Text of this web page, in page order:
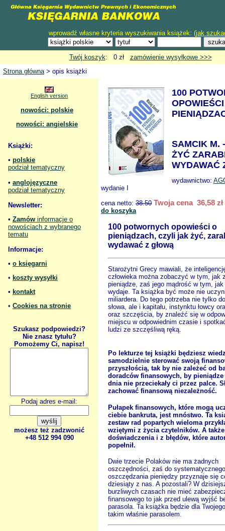
wprowadź własne kryteria wyszukiwania książek: (jak
Twój koszyk: 0 zł zamówienie wysyłkowe >>>
Strona główna> opis książki
English version
nowości: polskie
nowości: angielskie
Książki:
• polskie
podział tematyczny
• anglojęzyczne
podział tematyczny
Newsletter:
• Zamów informacje o
nowościach z wybranego
tematu
Informacje:
• o księgarni
• koszty wysyłki
• kontakt
• Cookies na stronie
Szukasz podpowiedzi?
Nie znasz tytułu?
Pomożemy Ci, napisz!
Podaj adres e-mail:
możesz też zadzwonić
+48 512 994 090
100
SAMCIK M.
ŻYĆ
WYDAWAĆ
wydawnictwo:
wydanie I
cena netto: 38.50 Twoja cena 36,58 zł
do koszyka
100 potwornych opowieści o
pieniądzach, czyli jak żyć,
wydawać z głową
Starożytni Grecy mawiali, że
człowieka można zobaczyć w tym, jak
pieniądze, zaś jego mądrość w tym, jak
wydaje. Ta książka być może nie
miliardera. Do tego potrzeba nie tylko
słowa, ale i kapitału, instynktu łowcy
oraz szczęścia, by znaleźć się w
miejscu w odpowiednim czasie i
ludzi ze szczęśliwą ręką.
Po lekturze tej książki będziesz
samodzielnie sterować swoją
przyszłością, tak by nie zależeć od
doradców finansowych, by pieniądze
dnia nie przeciekały ci przez palce.
zachować finansową niezależność.
Pułapek finansowych, które mogą
ciebie bankruta, jest mnóstwo. Ta
zestaw rad popartych wieloma
wziętymi z życia czytelników. A
doświadczenia i z błędów, które
popełnił.
Dwie trzecie Polaków nie ma żadnych
oszczędności, zaś do systematycznego
oszczędzania pieniędzy przyznaje się
dziesiąty z nas. A pozostali? W
burzliwych czasach nie mieć
finansowego to jak przed ulewą wyjść
parasola. Ta książka będzie dla
takim właśnie parasolem.